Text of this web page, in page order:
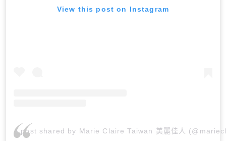
View this post on Instagram
A post shared by Marie Claire Taiwan 美麗佳人